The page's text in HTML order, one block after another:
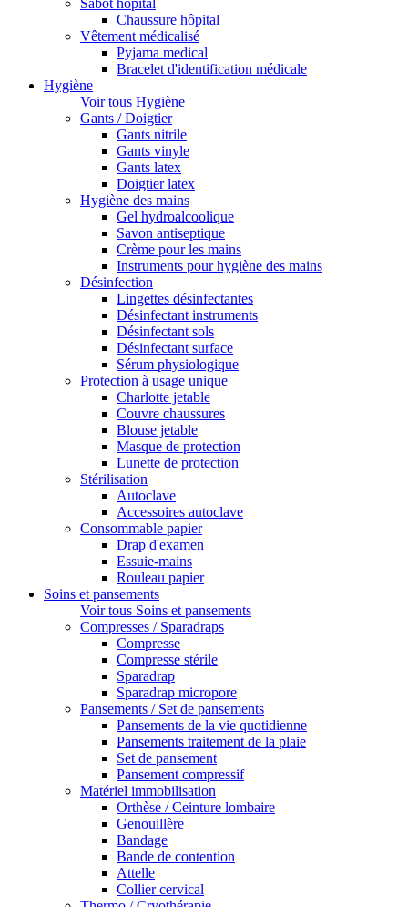
Sabot hopital
Chaussure hôpital
Vêtement médicalisé
Pyjama medical
Bracelet d'identification médicale
Hygiène
Voir tous Hygiène
Gants / Doigtier
Gants nitrile
Gants vinyle
Gants latex
Doigtier latex
Hygiène des mains
Gel hydroalcoolique
Savon antiseptique
Crème pour les mains
Instruments pour hygiène des mains
Désinfection
Lingettes désinfectantes
Désinfectant instruments
Désinfectant sols
Désinfectant surface
Sérum physiologique
Protection à usage unique
Charlotte jetable
Couvre chaussures
Blouse jetable
Masque de protection
Lunette de protection
Stérilisation
Autoclave
Accessoires autoclave
Consommable papier
Drap d'examen
Essuie-mains
Rouleau papier
Soins et pansements
Voir tous Soins et pansements
Compresses / Sparadraps
Compresse
Compresse stérile
Sparadrap
Sparadrap micropore
Pansements / Set de pansements
Pansements de la vie quotidienne
Pansements traitement de la plaie
Set de pansement
Pansement compressif
Matériel immobilisation
Orthèse / Ceinture lombaire
Genouillère
Bandage
Bande de contention
Attelle
Collier cervical